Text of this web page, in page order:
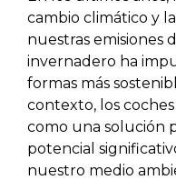
cambio climático y
nuestras emisiones
invernadero ha
formas más
contexto, los
como una solución
potencial
nuestro medio